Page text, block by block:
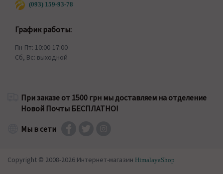
(093) 159-93-78
График работы:
Пн-Пт: 10:00-17:00
Сб, Вс: выходной
При заказе от 1500 грн мы доставляем на отделение
Новой Почты БЕСПЛАТНО!
Мы в сети
Copyright © 2008-2026 Интернет-магазин HimalayaShop